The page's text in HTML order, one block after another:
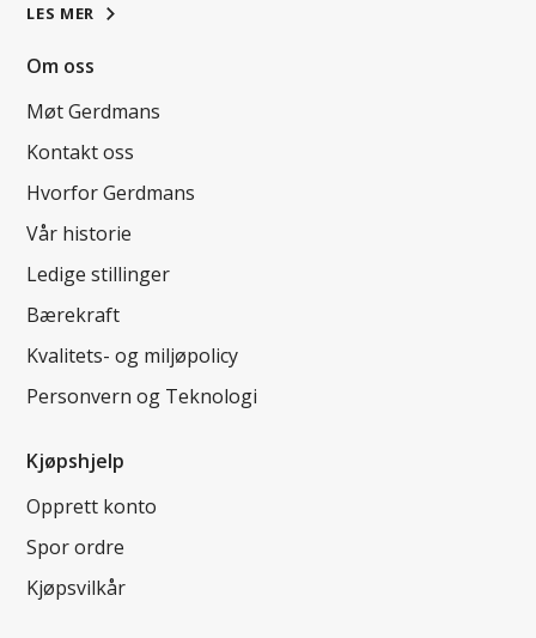
LES MER
Om oss
Møt Gerdmans
Kontakt oss
Hvorfor Gerdmans
Vår historie
Ledige stillinger
Bærekraft
Kvalitets- og miljøpolicy
Personvern og Teknologi
Kjøpshjelp
Opprett konto
Spor ordre
Kjøpsvilkår